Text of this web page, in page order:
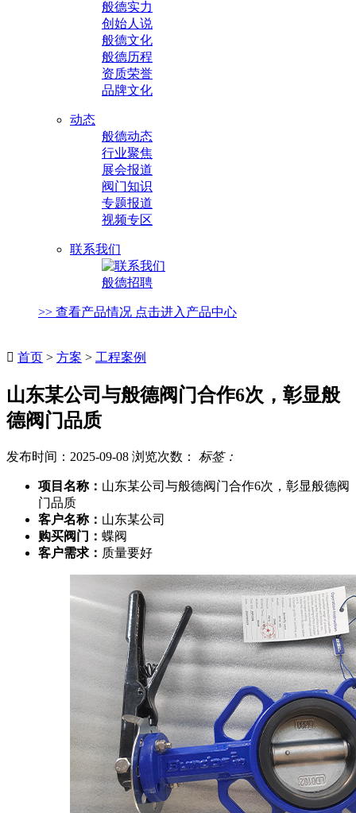
般德实力
创始人说
般德文化
般德历程
资质荣誉
品牌文化
动态
般德动态
行业聚焦
展会报道
阀门知识
专题报道
视频专区
联系我们
般德招聘
>> 查看产品情况 点击进入产品中心
 首页 > 方案 > 工程案例
山东某公司与般德阀门合作6次，彰显般
德阀门品质
发布时间：2025-09-08 浏览次数： 标签：
项目名称： 山东某公司与般德阀门合作6次，彰显般德阀
门品质
客户名称： 山东某公司
购买阀门： 蝶阀
客户需求： 质量要好